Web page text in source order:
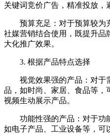
关键词竞价广告，精准投放，
预算充足：对于预算较为
社媒营销结合使用，既提升品
大化推广效果。
3. 根据产品特点选择
视觉效果强的产品：对于
品，如时尚、家居、食品等，
视频生动展示产品。
功能性强的产品：对于功能
如电子产品、工业设备等，可